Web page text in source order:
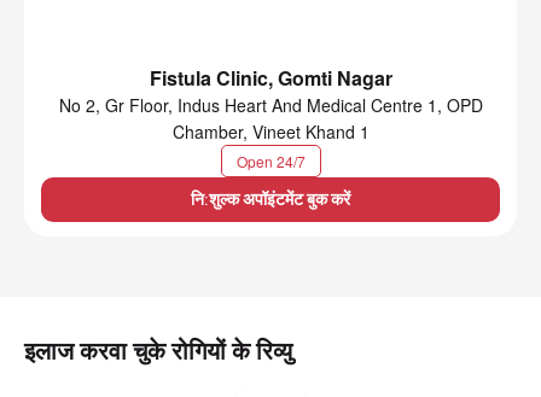
Fistula Clinic, Gomti Nagar
No 2, Gr Floor, Indus Heart And Medical Centre 1, OPD
Chamber, Vineet Khand 1
Open 24/7
नि:शुल्क अपॉइंटमेंट बुक करें
इलाज करवा चुके रोगियों के रिव्यु